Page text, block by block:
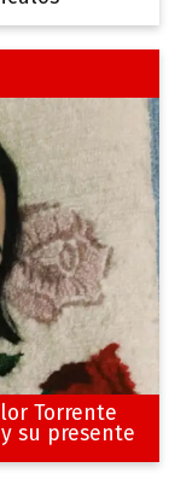
Torrente
su presente